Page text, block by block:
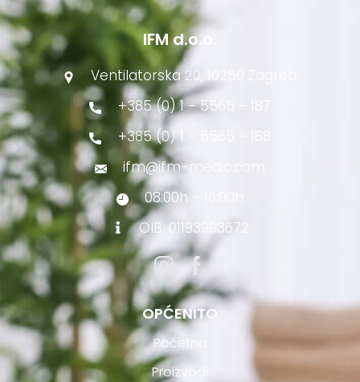
IFM d.o.o.
Ventilatorska 20, 10250 Zagreb
+385 (0) 1 - 5565 - 187
+385 (0) 1 - 5565 - 188
ifm@ifm-medic.com
08:00h - 16:00h
OIB: 01193993672
OPĆENITO
Početna
Proizvodi